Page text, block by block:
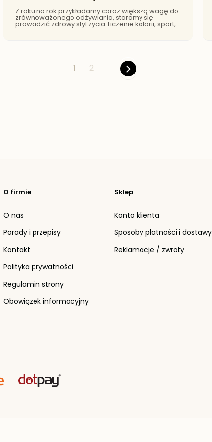
Z roku na rok przykładamy coraz większą wagę do
zrównoważonego odżywiania, staramy się
prowadzić zdrowy styl życia. Liczenie kalorii, sport,
Strona
Aktualnie czytasz stronę
Strona
2 Strona
Następne
O firmie
O nas
Porady i przepisy
Kontakt
Polityka prywatności
Regulamin strony
Obowiązek informacyjny
Sklep
Konto klienta
Sposoby płatności i dostawy
Reklamacje / zwroty